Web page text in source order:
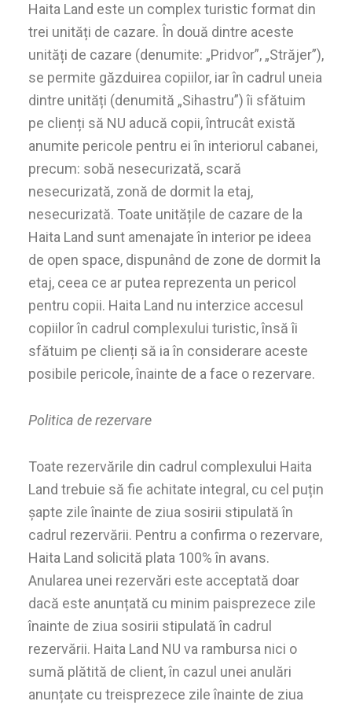
Haita Land este un complex turistic format din
trei unități de cazare. În două dintre aceste
unități de cazare (denumite: „Pridvor”, „Străjer”),
se permite găzduirea copiilor, iar în cadrul uneia
dintre unități (denumită „Sihastru”) îi sfătuim
pe clienți să NU aducă copii, întrucât există
anumite pericole pentru ei în interiorul cabanei,
precum: sobă nesecurizată, scară
nesecurizată, zonă de dormit la etaj,
nesecurizată. Toate unitățile de cazare de la
Haita Land sunt amenajate în interior pe ideea
de open space, dispunând de zone de dormit la
etaj, ceea ce ar putea reprezenta un pericol
pentru copii. Haita Land nu interzice accesul
copiilor în cadrul complexului turistic, însă îi
sfătuim pe clienți să ia în considerare aceste
posibile pericole, înainte de a face o rezervare.
Politica de rezervare
Toate rezervările din cadrul complexului Haita
Land trebuie să fie achitate integral, cu cel puțin
șapte zile înainte de ziua sosirii stipulată în
cadrul rezervării. Pentru a confirma o rezervare,
Haita Land solicită plata 100% în avans.
Anularea unei rezervări este acceptată doar
dacă este anunțată cu minim paisprezece zile
înainte de ziua sosirii stipulată în cadrul
rezervării. Haita Land NU va rambursa nici o
sumă plătită de client, în cazul unei anulări
anunțate cu treisprezece zile înainte de ziua